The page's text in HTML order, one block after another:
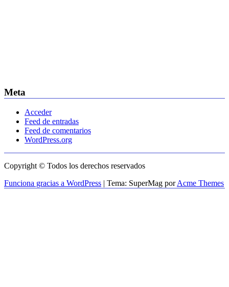
Meta
Acceder
Feed de entradas
Feed de comentarios
WordPress.org
Copyright © Todos los derechos reservados
Funciona gracias a WordPress | Tema: SuperMag porAcme Themes